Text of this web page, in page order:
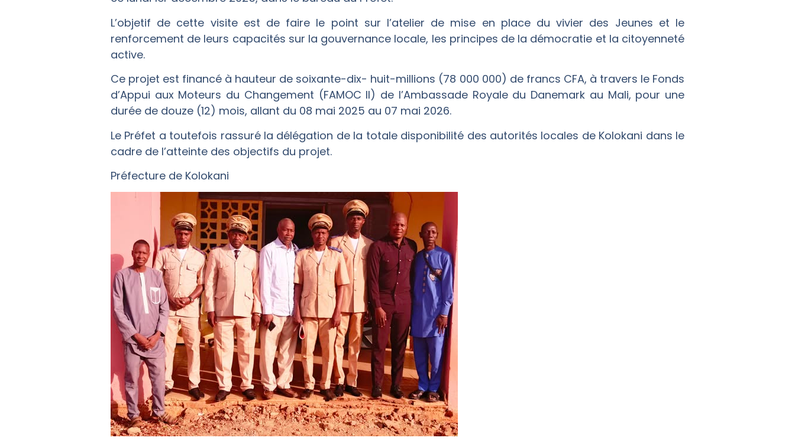
‎L’objetif de cette visite est de faire le point sur l’atelier de mise en place du vivier des Jeunes et le
renforcement de leurs capacités sur la gouvernance locale, les principes de la démocratie et la citoyenneté
active.
‎Ce projet est financé à hauteur de soixante-dix- huit-millions (78 000 000) de francs CFA, à travers le Fonds
d’Appui aux Moteurs du Changement (FAMOC II) de l’Ambassade Royale du Danemark au Mali, pour une
durée de douze (12) mois, allant du 08 mai 2025 au 07 mai 2026.
Le Préfet a toutefois rassuré la délégation de la totale disponibilité des autorités locales de Kolokani dans le
cadre de l’atteinte des objectifs du projet.
‎Préfecture de Kolokani